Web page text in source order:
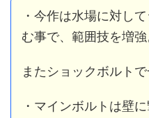
・今作は水場に対し
む事で、範囲技を増強
またショックボルト
・マインボルトは壁